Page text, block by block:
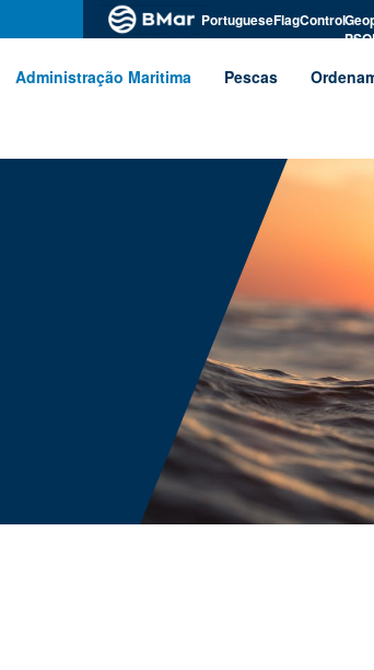
PortugueseFlagControl
Administração Maritima Pescas